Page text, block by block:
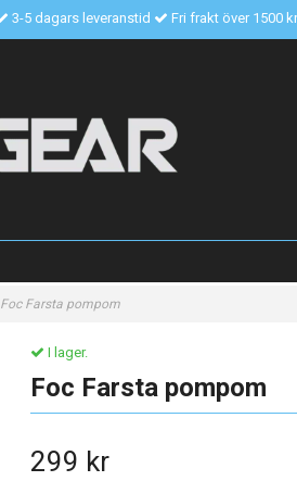
3-5 dagars leveranstid Fri frakt över 1500 kr
Foc Farsta pompom
I lager.
Foc Farsta pompom
299 kr